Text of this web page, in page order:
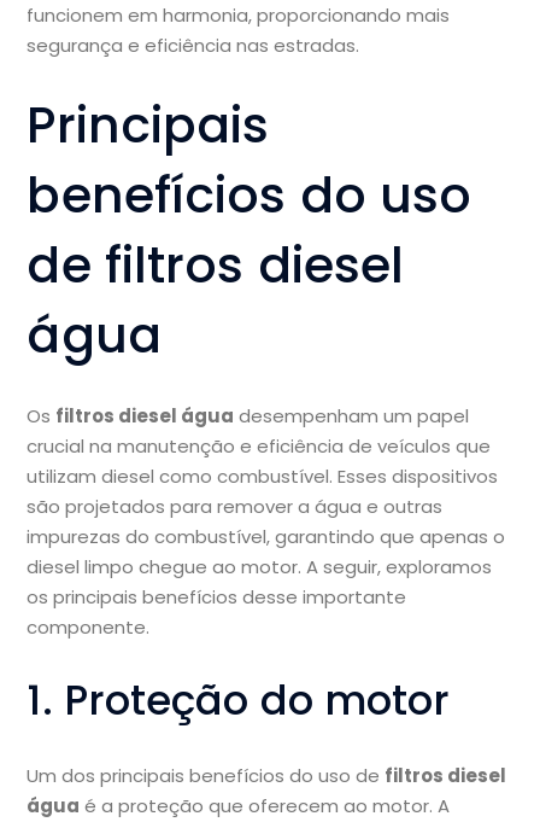
funcionem em harmonia, proporcionando mais
segurança e eficiência nas estradas.
Principais
benefícios do uso
de filtros diesel
água
Os filtros diesel água desempenham um papel
crucial na manutenção e eficiência de veículos que
utilizam diesel como combustível. Esses dispositivos
são projetados para remover a água e outras
impurezas do combustível, garantindo que apenas o
diesel limpo chegue ao motor. A seguir, exploramos
os principais benefícios desse importante
componente.
1. Proteção do motor
Um dos principais benefícios do uso de filtros diesel
água é a proteção que oferecem ao motor. A